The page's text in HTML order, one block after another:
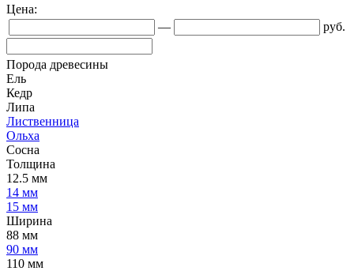
Цена:
—
руб.
Порода древесины
Ель
Кедр
Липа
Лиственница
Ольха
Сосна
Толщина
12.5 мм
14 мм
15 мм
Ширина
88 мм
90 мм
110 мм